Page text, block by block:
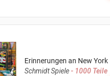
Erinnerungen an New York
Schmidt Spiele- 1000 Teile